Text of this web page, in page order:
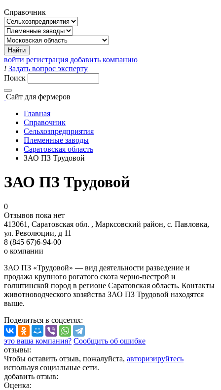
Справочник
войти регистрация добавить компанию
! Задать вопрос эксперту
Поиск
Сайт для фермеров
Главная
Справочник
Сельхозпредприятия
Племенные заводы
Саратовская область
ЗАО ПЗ Трудовой
ЗАО ПЗ Трудовой
0
Отзывов пока нет
413061, Саратовская обл. , Марксовский район, с. Павловка,
ул. Революции, д 11
8 (845 67)6-94-00
о компании
ЗАО ПЗ «Трудовой» — вид деятельности разведение и
продажа крупного рогатого скота черно-пестрой и
голштинской пород в регионе Саратовская область. Контакты
животноводческого хозяйства ЗАО ПЗ Трудовой находятся
выше.
Поделиться в соцсетях:
это ваша компания? Сообщить об ошибке
отзывы:
Чтобы оставить отзыв, пожалуйста, авторизируйтесь
используя социальные сети.
добавить отзыв:
Оценка: